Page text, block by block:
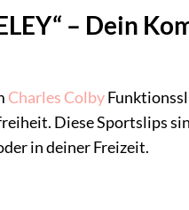
– Dein
Charles Colby
Diese Sportslips
in deiner Freizeit.